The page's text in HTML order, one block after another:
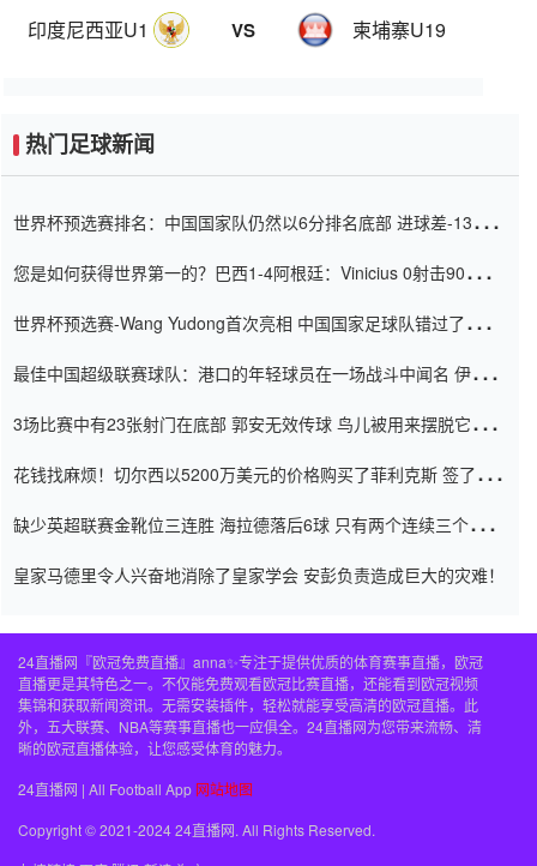
印度尼西亚U19 VS 柬埔寨U19
热门足球新闻
世界杯预选赛排名：中国国家队仍然以6分排名底部 进球差-13令人
您是如何获得世界第一的？巴西1-4阿根廷：Vinicius 0射击90分钟
世界杯预选赛-Wang Yudong首次亮相 中国国家足球队错过了世界
最佳中国超级联赛球队：港口的年轻球员在一场战斗中闻名 伊万放
3场比赛中有23张射门在底部 郭安无效传球 鸟儿被用来摆脱它
花钱找麻烦！切尔西以5200万美元的价格购买了菲利克斯 签了7年
缺少英超联赛金靴位三连胜 海拉德落后6球 只有两个连续三个连续
皇家马德里令人兴奋地消除了皇家学会 安彭负责造成巨大的灾难！
24直播网『欧冠免费直播』anna✨专注于提供优质的体育赛事直播，欧冠
直播更是其特色之一。不仅能免费观看欧冠比赛直播，还能看到欧冠视频
集锦和获取新闻资讯。无需安装插件，轻松就能享受高清的欧冠直播。此
外，五大联赛、NBA等赛事直播也一应俱全。24直播网为您带来流畅、清
晰的欧冠直播体验，让您感受体育的魅力。
24直播网 | All Football App 网站地图
Copyright © 2021-2024 24直播网. All Rights Reserved.